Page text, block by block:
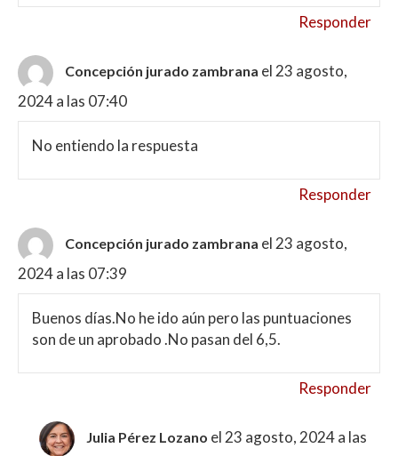
Responder
Concepción jurado zambrana el 23 agosto,
2024 a las 07:40
No entiendo la respuesta
Responder
Concepción jurado zambrana el 23 agosto,
2024 a las 07:39
Buenos días.No he ido aún pero las puntuaciones
son de un aprobado .No pasan del 6,5.
Responder
Julia Pérez Lozano el 23 agosto, 2024 a las